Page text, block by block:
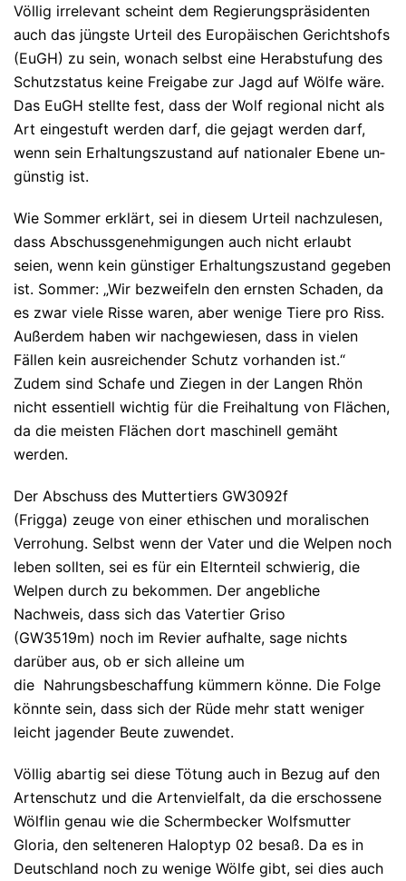
Völlig irrelevant scheint dem Regierungspräsidenten
auch das jüngste Urteil des Europäischen Gerichtshofs
(EuGH) zu sein, wonach selbst eine Herabstufung des
Schutzstatus keine Freigabe zur Jagd auf Wölfe wäre.
Das EuGH stellte fest, dass der Wolf regional nicht als
Art ein­ge­stuft wer­den darf, die ge­jagt wer­den darf,
wenn sein Er­hal­tungs­zu­stand auf na­tio­na­ler Ebene un­
güns­tig ist.
Wie Sommer erklärt, sei in diesem Urteil nachzulesen,
dass Abschussgenehmigungen auch nicht erlaubt
seien, wenn kein günstiger Erhaltungszustand gegeben
ist. Sommer: „Wir bezweifeln den ernsten Schaden, da
es zwar viele Risse waren, aber wenige Tiere pro Riss.
Außerdem haben wir nachgewiesen, dass in vielen
Fällen kein ausreichender Schutz vorhanden ist.“
Zudem sind Schafe und Ziegen in der Langen Rhön
nicht essentiell wichtig für die Freihaltung von Flächen,
da die meisten Flächen dort maschinell gemäht
werden.
Der Abschuss des Muttertiers GW3092f
(Frigga) zeuge von einer ethischen und moralischen
Verrohung. Selbst wenn der Vater und die Welpen noch
leben sollten, sei es für ein Elternteil schwierig, die
Welpen durch zu bekommen. Der angebliche
Nachweis, dass sich das Vatertier Griso
(GW3519m) noch im Revier aufhalte, sage nichts
darüber aus, ob er sich alleine um
die Nahrungsbeschaffung kümmern könne. Die Folge
könnte sein, dass sich der Rüde mehr statt weniger
leicht jagender Beute zuwendet.
Völlig abartig sei diese Tötung auch in Bezug auf den
Artenschutz und die Artenvielfalt, da die erschossene
Wölflin genau wie die Schermbecker Wolfsmutter
Gloria, den selteneren Haloptyp 02 besaß. Da es in
Deutschland noch zu wenige Wölfe gibt, sei dies auch